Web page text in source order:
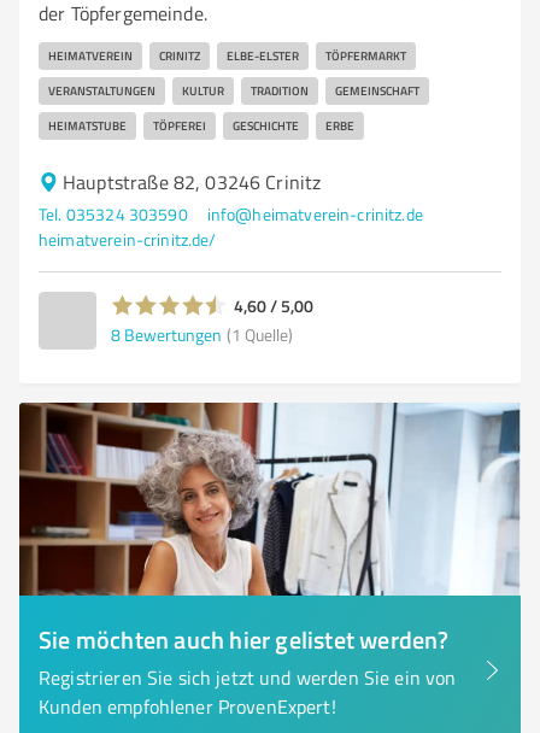
der Töpfergemeinde.
HEIMATVEREIN CRINITZ ELBE-ELSTER TÖPFERMARKT
VERANSTALTUNGEN KULTUR TRADITION GEMEINSCHAFT
HEIMATSTUBE TÖPFEREI GESCHICHTE ERBE
Hauptstraße 82, 03246 Crinitz
Tel. 035324 303590
info@heimatverein-crinitz.de
heimatverein-crinitz.de/
4,60 / 5,00
8 Bewertungen (1 Quelle)
Sie möchten auch hier gelistet werden?
Registrieren Sie sich jetzt und werden Sie ein von
Kunden empfohlener ProvenExpert!